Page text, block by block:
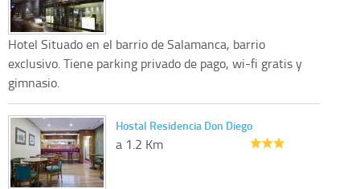
Hotel Situado en el barrio de Salamanca, barrio
exclusivo. Tiene parking privado de pago, wi-fi gratis y
gimnasio.
Hostal Residencia Don Diego
a 1.2 Km